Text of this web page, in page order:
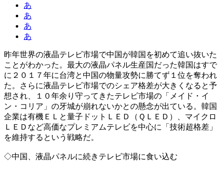
あ
あ
あ
あ
昨年世界の液晶テレビ市場で中国が韓国を初めて追い抜いた
ことがわかった。最大の液晶パネル生産国だった韓国はすで
に２０１７年に台湾と中国の物量攻勢に勝てず１位を奪われ
た。さらに液晶テレビ市場でのシェア格差が大きくなると予
想され、１０年余り守ってきたテレビ市場の「メイド・イ
ン・コリア」の牙城が崩れないかとの懸念が出ている。韓国
企業は有機ＥＬと量子ドットＬＥＤ（ＱＬＥＤ）、マイクロ
ＬＥＤなど高価なプレミアムテレビを中心に「技術超格差」
を維持するという戦略だ。
◇中国、液晶パネルに続きテレビ市場に食い込む